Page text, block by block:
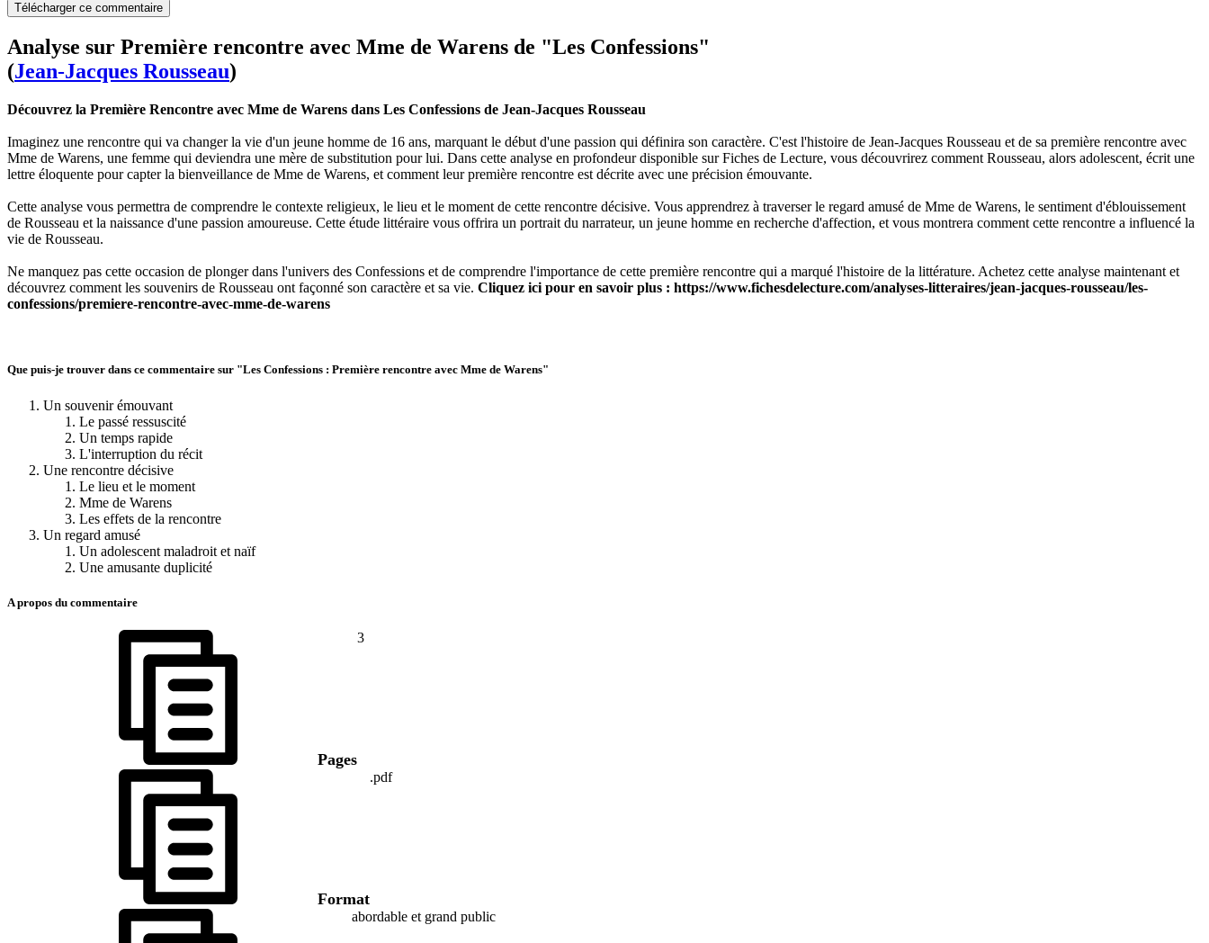
Télécharger ce commentaire
Analyse sur Première rencontre avec Mme de Warens de "Les Confessions"
(Jean-Jacques Rousseau)
Découvrez la Première Rencontre avec Mme de Warens dans Les Confessions de Jean-Jacques Rousseau
Imaginez une rencontre qui va changer la vie d'un jeune homme de 16 ans, marquant le début d'une passion qui définira son caractère. C'est l'histoire de Jean-Jacques Rousseau et de sa première rencontre avec
Mme de Warens, une femme qui deviendra une mère de substitution pour lui. Dans cette analyse en profondeur disponible sur Fiches de Lecture, vous découvrirez comment Rousseau, alors adolescent, écrit une
lettre éloquente pour capter la bienveillance de Mme de Warens, et comment leur première rencontre est décrite avec une précision émouvante.
Cette analyse vous permettra de comprendre le contexte religieux, le lieu et le moment de cette rencontre décisive. Vous apprendrez à traverser le regard amusé de Mme de Warens, le sentiment d'éblouissement
de Rousseau et la naissance d'une passion amoureuse. Cette étude littéraire vous offrira un portrait du narrateur, un jeune homme en recherche d'affection, et vous montrera comment cette rencontre a influencé la
vie de Rousseau.
Ne manquez pas cette occasion de plonger dans l'univers des Confessions et de comprendre l'importance de cette première rencontre qui a marqué l'histoire de la littérature. Achetez cette analyse maintenant et
découvrez comment les souvenirs de Rousseau ont façonné son caractère et sa vie. Cliquez ici pour en savoir plus : https://www.fichesdelecture.com/analyses-litteraires/jean-jacques-rousseau/les-
confessions/premiere-rencontre-avec-mme-de-warens
Que puis-je trouver dans ce commentaire sur "Les Confessions : Première rencontre avec Mme de Warens"
Un souvenir émouvant
Le passé ressuscité
Un temps rapide
L'interruption du récit
Une rencontre décisive
Le lieu et le moment
Mme de Warens
Les effets de la rencontre
Un regard amusé
Un adolescent maladroit et naïf
Une amusante duplicité
A propos du commentaire
Pages
3
Format
.pdf
abordable et grand public